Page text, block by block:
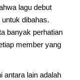
lagu debut
dibahas.
banyak perhatian
member yang
antara lain adalah